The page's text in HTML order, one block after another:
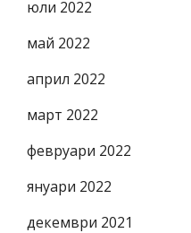
юли 2022
май 2022
април 2022
март 2022
февруари 2022
януари 2022
декември 2021